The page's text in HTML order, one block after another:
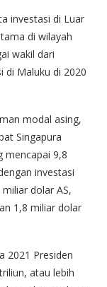
investasi di Luar
di wilayah
wakil dari
di Maluku di 2020
modal asing,
Singapura
mencapai 9,8
investasi
dolar AS,
1,8 miliar dolar
2021 Presiden
atau lebih